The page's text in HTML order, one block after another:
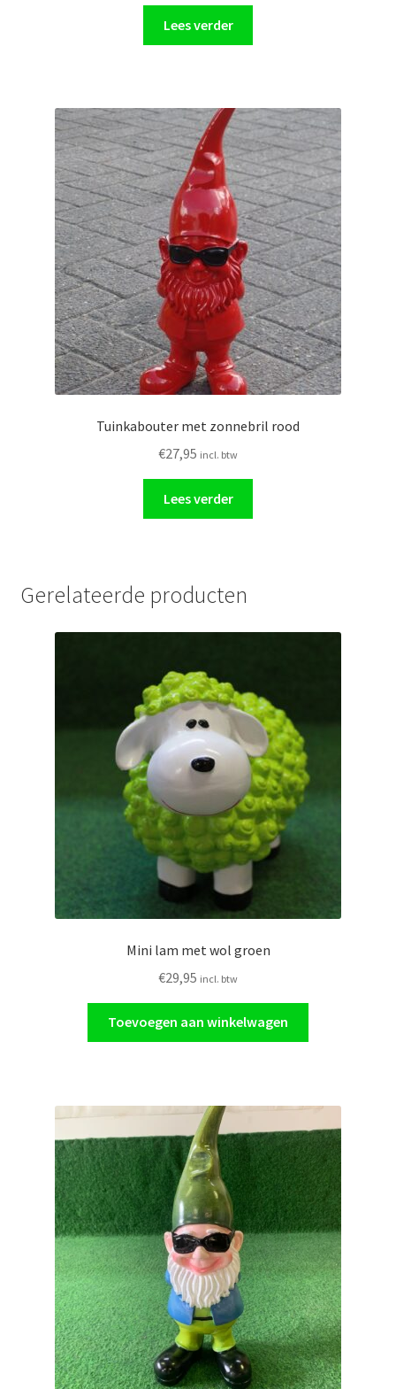
Lees verder
Tuinkabouter met zonnebril rood
€27,95 incl. btw
Lees verder
Gerelateerde producten
Mini lam met wol groen
€29,95 incl. btw
Toevoegen aan winkelwagen